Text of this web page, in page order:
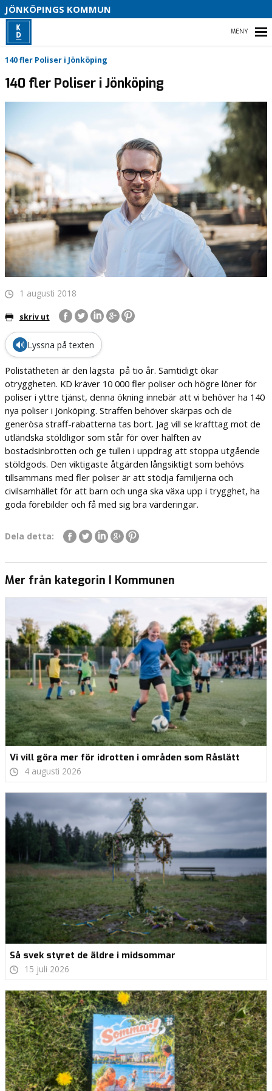
JÖNKÖPINGS KOMMUN
HEM
VÅRT PARTI
KOMMUNPOLITIK
140 fler Poliser i Jönköping
140 fler Poliser i Jönköping
1 augusti 2018
skriv ut
🔊 Lyssna på texten
Polistätheten är den lägsta på tio år. Samtidigt ökar
otryggheten. KD kräver 10 000 fler poliser och högre löner för
poliser i yttre tjänst, denna ökning innebär att vi behöver ha 140
nya poliser i Jönköping. Straffen behöver skärpas och de
generösa straff-rabatterna tas bort. Jag vill se krafttag mot de
utländska stöldligor som står för över hälften av
bostadsinbrotten och ge tullen i uppdrag att stoppa utgående
stöldgods. Den viktigaste åtgärden långsiktigt som behövs
tillsammans med fler poliser är att stödja familjerna och
civilsamhället för att barn och unga ska växa upp i trygghet, ha
goda förebilder och få med sig bra värderingar.
Dela detta:
Mer från kategorin I Kommunen
Vi vill göra mer för idrotten i områden som Råslätt
4 augusti 2026
Så svek styret de äldre i midsommar
15 juli 2026